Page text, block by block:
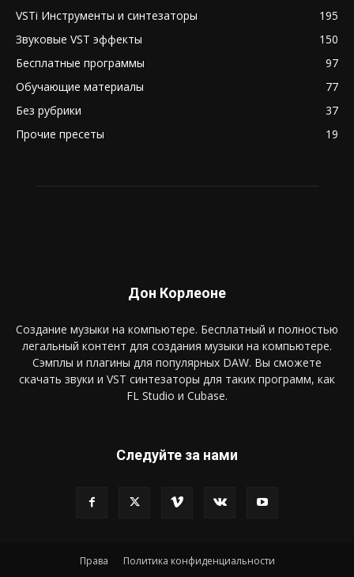
VSTi Инструменты и синтезаторы
195
Звуковые VST эффекты
150
Бесплатные программы
97
Обучающие материалы
77
Без рубрики
37
Прочие пресеты
19
Дон Корлеоне
Создание музыки на компьютере. Бесплатный и полностью
легальный контент для создания музыки на компьютере.
Сэмплы и плагины для популярных DAW. Вы сможете
скачать звуки и VST синтезаторы для таких программ, как
FL Studio и Cubase.
Следуйте за нами
Права Политика конфиденциальности